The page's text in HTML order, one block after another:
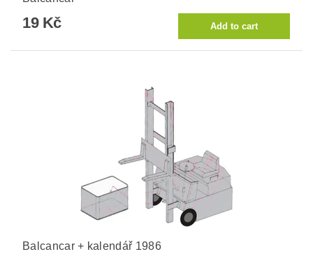
19 Kč
Balcancar + kalendář 1986